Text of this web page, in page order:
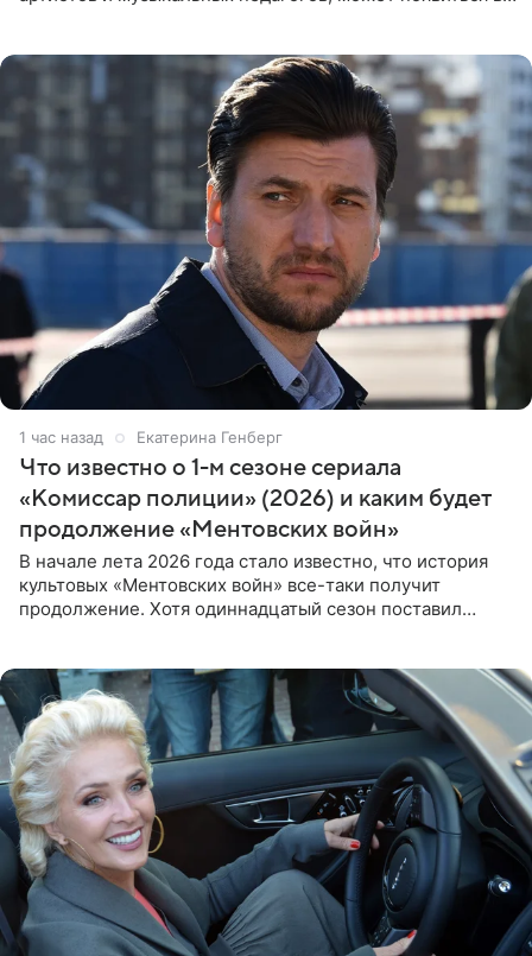
1 час назад Екатерина Генберг
Что известно о 1-м сезоне сериала
«Комиссар полиции» (2026) и каким будет
продолжение «Ментовских войн»
В начале лета 2026 года стало известно, что история
культовых «Ментовских войн» все-таки получит
продолжение. Хотя одиннадцатый сезон поставил